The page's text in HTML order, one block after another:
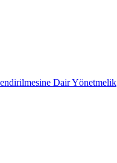
Dair Yönetmelik